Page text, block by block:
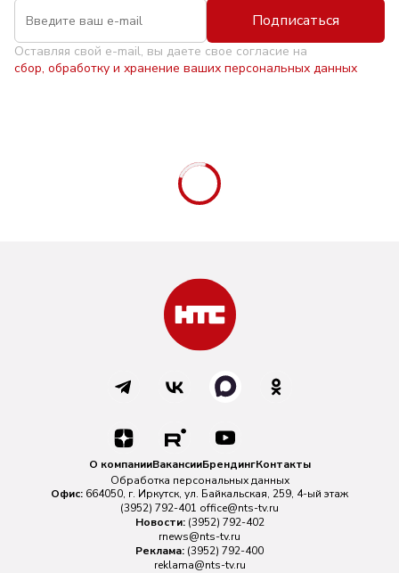
Подписаться
Оставляя свой e-mail, вы даете свое согласие на
сбор, обработку и хранение ваших персональных данных
О компанииВакансииБрендингКонтакты
Обработка персональных данных
Офис: 664050, г. Иркутск, ул. Байкальская, 259, 4-ый этаж
(3952) 792-401 office@nts-tv.ru
Новости: (3952) 792-402
rnews@nts-tv.ru
Реклама: (3952) 792-400
reklama@nts-tv.ru